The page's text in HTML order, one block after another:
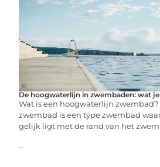
De hoogwaterlijn in zwembaden: wat
Wat is een hoogwaterlijn
zwembad is een type zwembad
gelijk ligt met de rand van het
...